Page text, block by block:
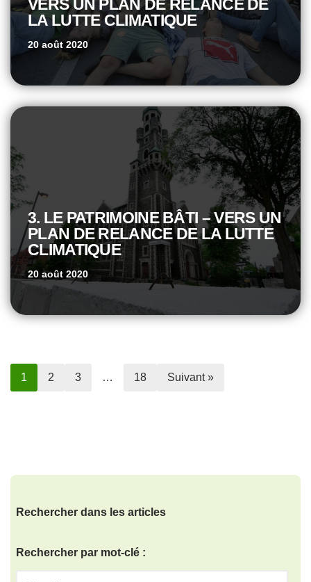
VERS UN PLAN DE RELANCE DE
LA LUTTE CLIMATIQUE
20 août 2020
3. LE PATRIMOINE BÂTI – VERS UN
PLAN DE RELANCE DE LA LUTTE
CLIMATIQUE
20 août 2020
1 2 3 … 18 Suivant »
Rechercher dans les articles
Rechercher par mot-clé :